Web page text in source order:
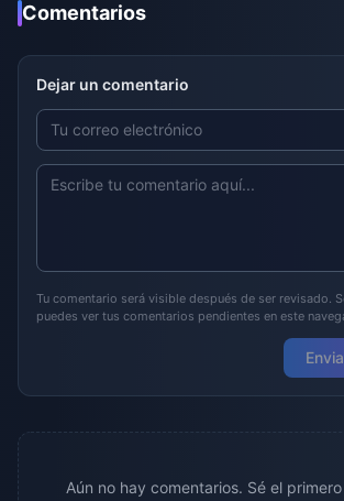
Comentarios
Dejar un comentario
Tu comentario será visible después de ser revisado.
puedes ver tus comentarios pendientes en este
Aún no hay comentarios. Sé el